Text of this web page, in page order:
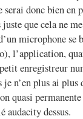
donc bien en
que cela ne
microphone se
l’application,
enregistreur
n’en plus ai plus
quasi
audacity dessus.